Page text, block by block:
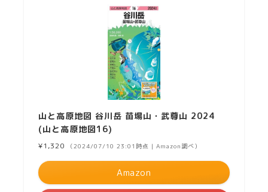
山と高原地図 谷川岳 苗場山・武尊山 2024
(山と高原地図16)
¥1,320 （2024/07/10 23:01時点 | Amazon調べ）
Amazon